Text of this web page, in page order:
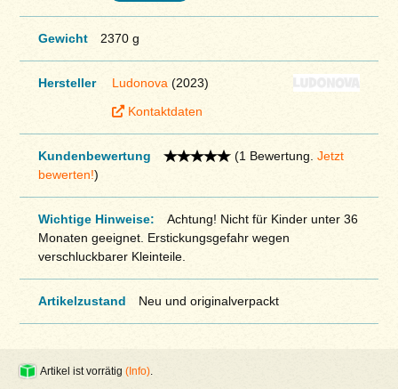
Gewicht 2370 g
Hersteller Ludonova (2023)
Kontaktdaten
Kundenbewertung (1 Bewertung. Jetzt
bewerten!)
Wichtige Hinweise:
Achtung! Nicht für Kinder unter 36
Monaten geeignet. Erstickungsgefahr wegen
verschluckbarer Kleinteile.
Artikelzustand Neu und originalverpackt
Artikel ist vorrätig(Info)